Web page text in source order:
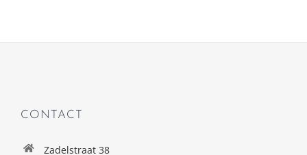
CONTACT
Zadelstraat 38